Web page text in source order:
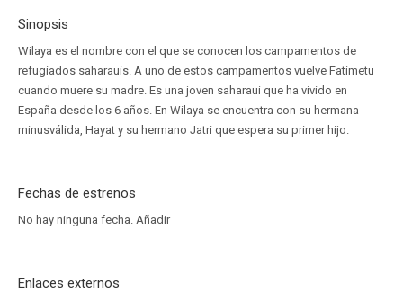
Sinopsis
Wilaya es el nombre con el que se conocen los campamentos de
refugiados saharauis. A uno de estos campamentos vuelve Fatimetu
cuando muere su madre. Es una joven saharaui que ha vivido en
España desde los 6 años. En Wilaya se encuentra con su hermana
minusválida, Hayat y su hermano Jatri que espera su primer hijo.
Fechas de estrenos
No hay ninguna fecha. Añadir
Enlaces externos